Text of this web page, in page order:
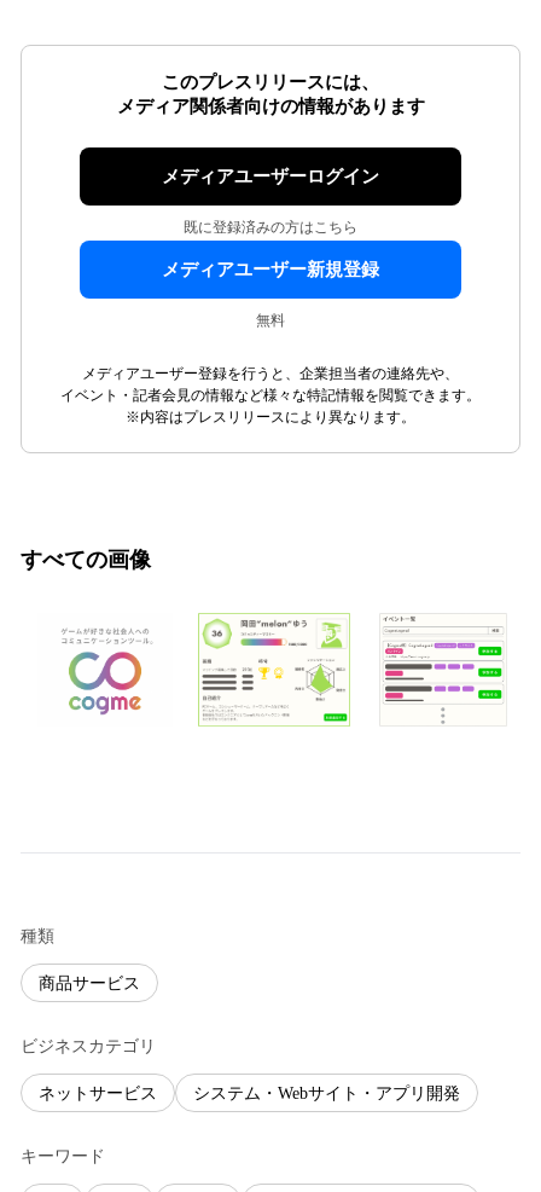
このプレスリリースには、
メディア関係者向けの情報があります
メディアユーザーログイン
既に登録済みの方はこちら
メディアユーザー新規登録
無料
メディアユーザー登録を行うと、企業担当者の連絡先や、
イベント・記者会見の情報など様々な特記情報を閲覧できます。
※内容はプレスリリースにより異なります。
すべての画像
種類
商品サービス
ビジネスカテゴリ
ネットサービス システム・Webサイト・アプリ開発
キーワード